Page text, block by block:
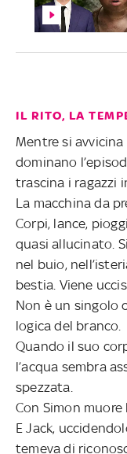
IL RITO, LA
Mentre si
dominano
trascina i ragazzi
La macchina da
Corpi, lance,
quasi allucinato.
nel buio,
bestia. Viene
Non è un singolo
logica del branco.
Quando il suo
l’acqua sembra
spezzata.
Con Simon muore
E Jack,
temeva di